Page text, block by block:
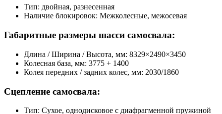
Тип: двойная, разнесенная
Наличие блокировок: Межколесные, межосевая
Габаритные размеры шасси самосвала:
Длина / Ширина / Высота, мм: 8329×2490×3450
Колесная база, мм: 3775 + 1400
Колея передних / задних колес, мм: 2030/1860
Сцепление самосвала:
Тип: Сухое, однодисковое c диафрагменной пружиной